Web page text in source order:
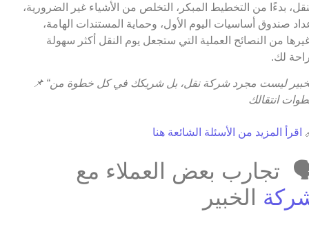
بدءًا من التخطيط المبكر، التخلص من الأشياء غير الضرورية،
صندوق أساسيات اليوم الأول، وحماية المستندات الهامة،
من النصائح العملية التي ستجعل يوم النقل أكثر سهولة
لك.
📌 “الخبير ليست مجرد شركة نقل، بل شريكك في كل خطوة من
انتقالك
اقرأ المزيد من الأسئلة الشائعة هنا
تجارب بعض العملاء مع
الخبير